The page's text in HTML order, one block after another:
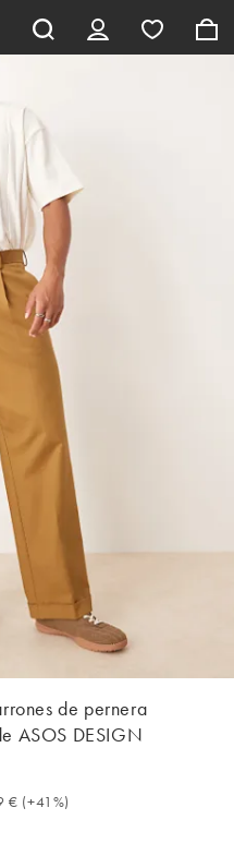
de pernera
ASOS DESIGN
30 días 11,99 € (+41%).
€ (+41%)